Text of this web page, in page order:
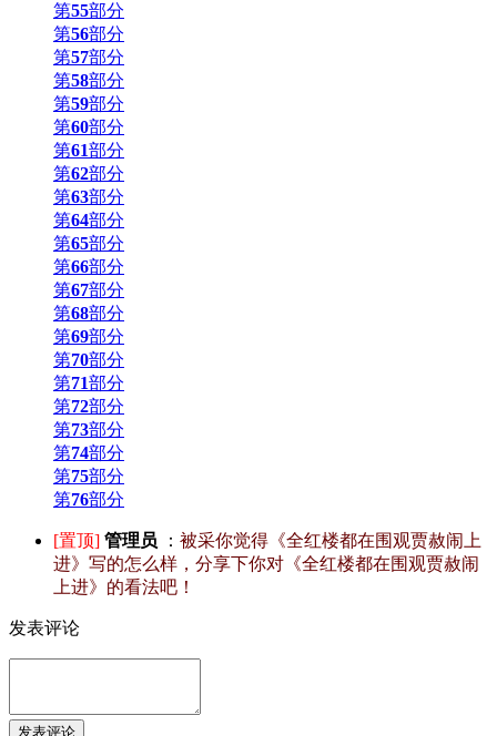
第55部分
第56部分
第57部分
第58部分
第59部分
第60部分
第61部分
第62部分
第63部分
第64部分
第65部分
第66部分
第67部分
第68部分
第69部分
第70部分
第71部分
第72部分
第73部分
第74部分
第75部分
第76部分
[置顶] 管理员 ： 被采你觉得《全红楼都在围观贾赦闹上
进》写的怎么样，分享下你对《全红楼都在围观贾赦闹
上进》的看法吧！
发表评论